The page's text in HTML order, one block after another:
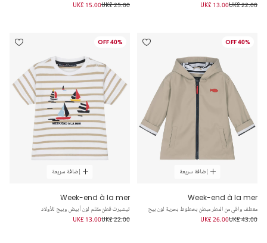
UK£ 22.00
UK£ 13.00
UK£ 25.00
UK£ 15.00
40% OFF
إضافة سريعة
Week-end à la mer
معطف واقي من المطر مبطن بخطوط بحرية لون بيج
UK£ 43.00
UK£ 26.00
40% OFF
إضافة سريعة
Week-end à la mer
تيشيرت قطن مقلم لون أبيض وبيج للأولاد
UK£ 22.00
UK£ 13.00